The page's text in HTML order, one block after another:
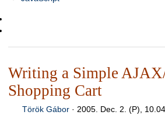
Writing a Simple
Shopping Cart
Török Gábor· 2005. Dec. 2. (P), 10.04